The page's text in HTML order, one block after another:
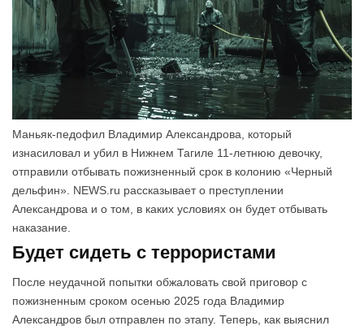
Маньяк-педофил Владимир Александрова, который
изнасиловал и убил в Нижнем Тагиле 11-летнюю девочку,
отправили отбывать пожизненный срок в колонию «Черный
дельфин». NEWS.ru рассказывает о преступлении
Александрова и о том, в каких условиях он будет отбывать
наказание.
Будет сидеть с террористами
После неудачной попытки обжаловать свой приговор с
пожизненным сроком осенью 2025 года Владимир
Александров был отправлен по этапу. Теперь, как выяснил